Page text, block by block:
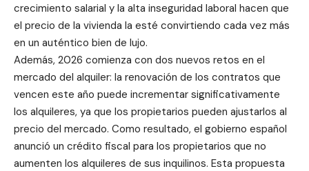
crecimiento salarial y la alta inseguridad laboral hacen que
el precio de la vivienda la esté convirtiendo cada vez más
en un auténtico bien de lujo.
Además, 2026 comienza con dos nuevos retos en el
mercado del alquiler: la renovación de los contratos que
vencen este año puede incrementar significativamente
los alquileres, ya que los propietarios pueden ajustarlos al
precio del mercado. Como resultado, el gobierno español
anunció un crédito fiscal para los propietarios que no
aumenten los alquileres de sus inquilinos. Esta propuesta